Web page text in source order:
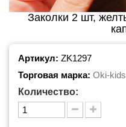
Заколки 2 шт,
Артикул: ZK1297
Торговая марка: Oki-kids
Количество: